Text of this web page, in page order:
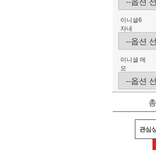
이니셜6
자내
이니셜 메
모
관심